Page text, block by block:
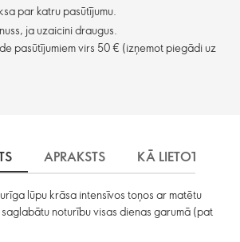
par katru pasūtījumu.
ja uzaicini draugus.
pasūtījumiem virs 50 € (izņemot piegādi uz
APRAKSTS KĀ LIETOT
lūpu krāsa intensīvos toņos ar matētu
noturību visas dienas garumā (pat